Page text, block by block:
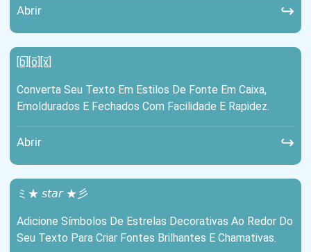
Abrir ↪
[b̲̅][o̲̅][x̲̅]
Converta Seu Texto Em Estilos De Fonte Em Caixa,
Emoldurados E Fechados Com Facilidade E Rapidez.
Abrir ↪
ミ★ 𝘴𝘵𝘢𝘳 ★彡
Adicione Símbolos De Estrelas Decorativas Ao Redor Do
Seu Texto Para Criar Fontes Brilhantes E Chamativas.